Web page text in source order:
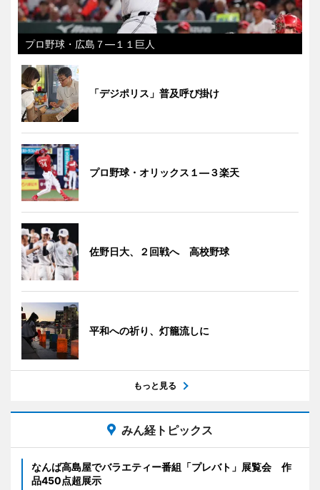
プロ野球・広島７―１１巨人
「デジポリス」普及呼び掛け
プロ野球・オリックス１―３楽天
佐野日大、２回戦へ 高校野球
平和への祈り、灯籠流しに
もっと見る
みん経トピックス
なんば高島屋でバラエティー番組「プレバト」展覧会 作
品450点超展示